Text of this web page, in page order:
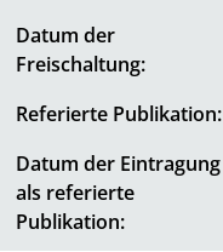
Datum der
Freischaltung:
Referierte Publikation:
Datum der Eintragung
als referierte
Publikation: